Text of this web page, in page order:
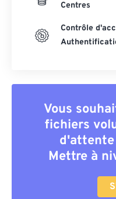
Centres
Contrôle
Vous
fichiers
Mettre à